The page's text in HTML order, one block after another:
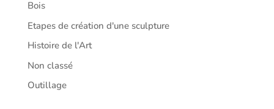
Bois
Etapes de création d'une sculpture
Histoire de l'Art
Non classé
Outillage